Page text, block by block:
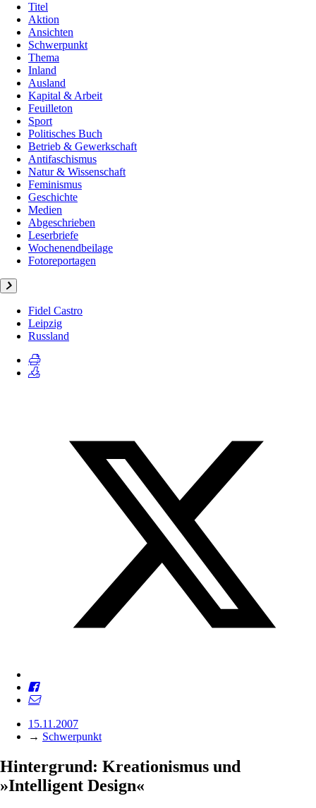
Titel
Aktion
Ansichten
Schwerpunkt
Thema
Inland
Ausland
Kapital & Arbeit
Feuilleton
Sport
Politisches Buch
Betrieb & Gewerkschaft
Antifaschismus
Natur & Wissenschaft
Feminismus
Geschichte
Medien
Abgeschrieben
Leserbriefe
Wochenendbeilage
Fotoreportagen
Fidel Castro
Leipzig
Russland
15.11.2007
→ Schwerpunkt
Hintergrund: Kreationismus und
»Intelligent Design«